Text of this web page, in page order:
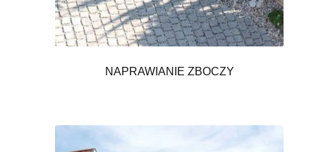
NAPRAWIANIE ZBOCZY